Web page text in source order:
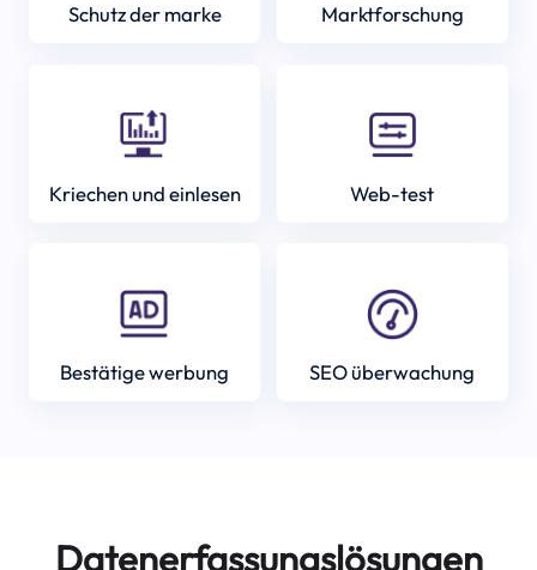
Schutz der marke Marktforschung
Kriechen und einlesen Web-test
Bestätige werbung SEO überwachung
Datenerfassungslösungen